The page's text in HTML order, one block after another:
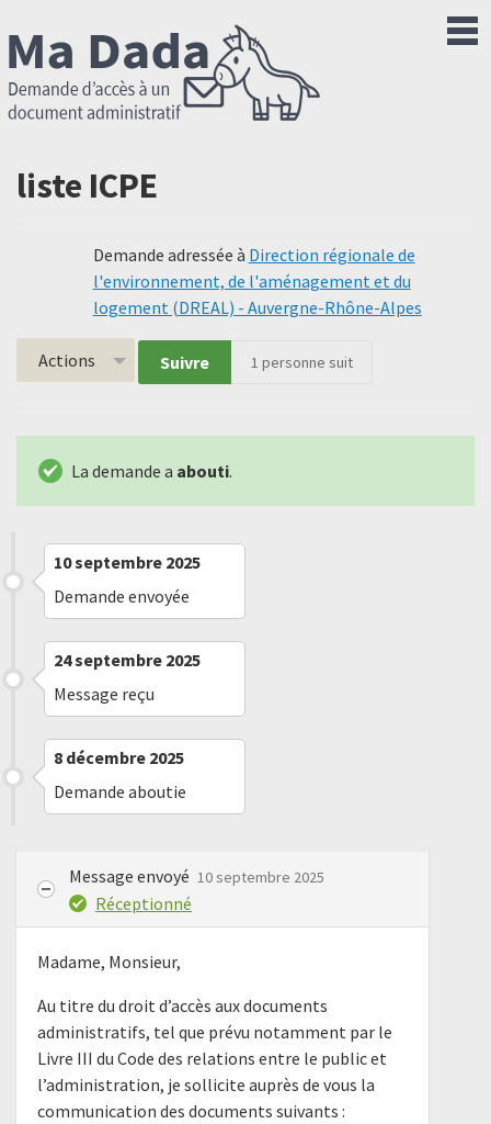
liste ICPE
Demande adressée à Direction régionale de
l'environnement, de l'aménagement et du
logement (DREAL) - Auvergne-Rhône-Alpes
Actions Suivre 1 personne suit
La demande a abouti.
10 septembre 2025
Demande envoyée
24 septembre 2025
Message reçu
8 décembre 2025
Demande aboutie
Message envoyé 10 septembre 2025
Réceptionné
Madame, Monsieur,
Au titre du droit d’accès aux documents
administratifs, tel que prévu notamment par le
Livre III du Code des relations entre le public et
l’administration, je sollicite auprès de vous la
communication des documents suivants :